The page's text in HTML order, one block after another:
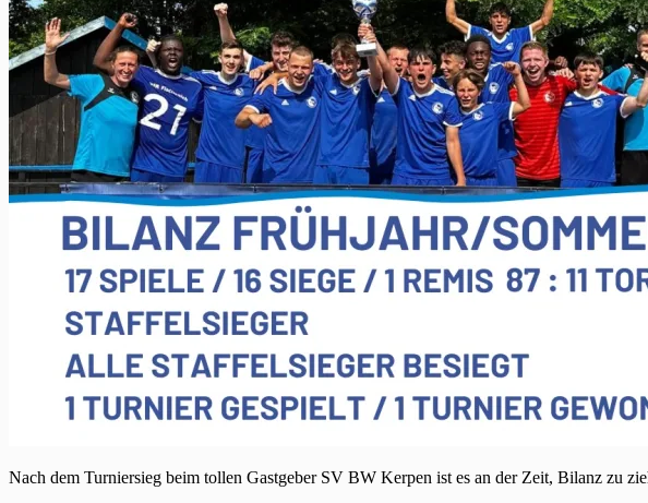
Nach dem Turniersieg beim tollen Gastgeber SV BW Kerpen ist es an der Zeit, Bilanz zu